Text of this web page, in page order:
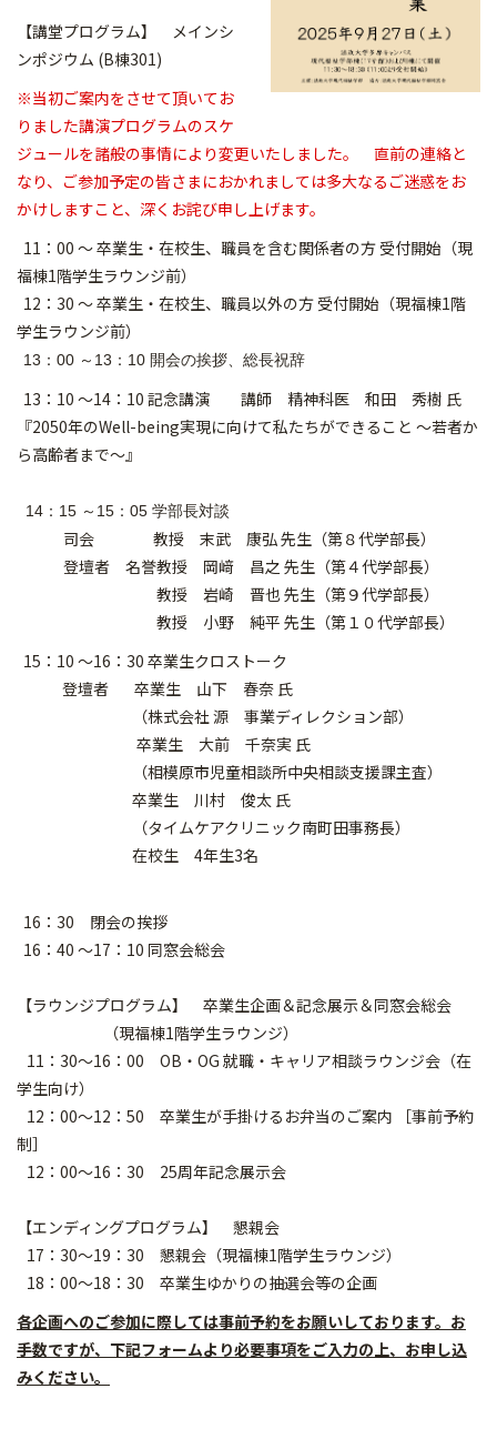
【講堂プログラム】 メインシ
ンポジウム (B棟301)
※当初ご案内をさせて頂いてお
りました講演プログラムのスケ
ジュールを諸般の事情により変更いたしました。 直前の連絡と
なり、 ご参加予定の皆さまにおかれましては多大なるご迷惑をお
かけしますこ と、深くお詫び申し上げます。
11：00 ～ 卒業生・在校生、 職員を含む関係者の方 受付開始（現
福棟1階学生ラウンジ前）
12：30 ～ 卒業生・在校生、 職員以外の方 受付開始（現福棟1階
学生ラウンジ前）
13：00 ～13：10 開会の挨拶、総長祝辞
13：10 ～14：10 記念講演 講師 精神科医 和田 秀樹 氏
『2050年のWell-being実現に向けて私たちができること ～若者か
ら高齢者まで～』
14：15 ～15：05 学部長対談
司会 教授 末武 康弘 先生（第８代学部長）
登壇者 名誉教授 岡﨑 昌之 先生（第４代学部長）
教授 岩崎 晋也 先生（第９代学部長）
教授 小野 純平 先生（第１０代学部長）
15：10 ～16：30 卒業生クロストーク
登壇者 卒業生 山下 春奈 氏
（株式会社 源 事業ディレクション部）
卒業生 大前 千奈実 氏
（相模原市児童相談所中央相談支援課主査）
卒業生 川村 俊太 氏
（タイムケアクリニック南町田事務長）
在校生 4年生3名
16：30 閉会の挨拶
16：40 ～17：10 同窓会総会
【ラウンジプログラム】 卒業生企画＆記念展示＆同窓会総会
（現福棟1階学生ラウンジ）
11：30～16：00 OB・OG 就職・キャリア相談ラウンジ会（在
学生向け）
12：00～12：50 卒業生が手掛けるお弁当のご案内 ［事前予約
制］
12：00～16：30 25周年記念展示会
【エンディングプログラム】 懇親会
17：30～19：30 懇親会（現福棟1階学生ラウンジ）
18：00～18：30 卒業生ゆかりの抽選会等の企画
各企画へのご参加に際しては事前予約をお願いしております。お
手数ですが、下記フォームより必要事項をご入力の上、お申し込
みください。